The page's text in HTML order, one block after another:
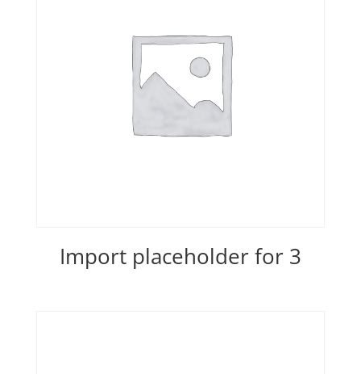
Import placeholder for 3